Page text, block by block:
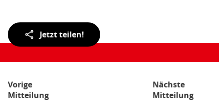
Teilen
der
Jetzt teilen!
Vorige
Mitteilung
Nächste
Mitteilung